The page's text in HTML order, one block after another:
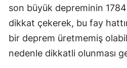
son büyük depreminin 1784
dikkat çekerek, bu fay
bir deprem üretmemiş
nedenle dikkatli olunması